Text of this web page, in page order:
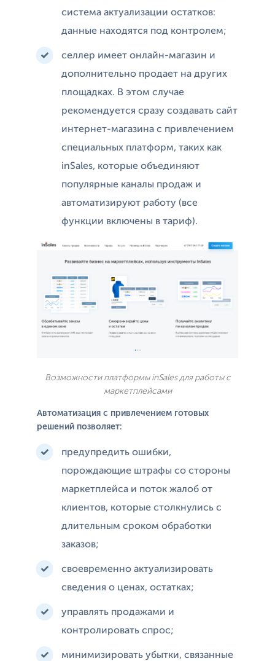
система актуализации остатков:
данные находятся под контролем;
селлер имеет онлайн-магазин и
дополнительно продает на других
площадках. В этом случае
рекомендуется сразу создавать сайт
интернет-магазина с привлечением
специальных платформ, таких как
inSales, которые объединяют
популярные каналы продаж и
автоматизируют работу (все
функции включены в тариф).
Возможности платформы inSales для работы с
маркетплейсами
Автоматизация с привлечением готовых
решений позволяет:
предупредить ошибки,
порождающие штрафы со стороны
маркетплейса и поток жалоб от
клиентов, которые столкнулись с
длительным сроком обработки
заказов;
своевременно актуализировать
сведения о ценах, остатках;
управлять продажами и
контролировать спрос;
минимизировать убытки, связанные